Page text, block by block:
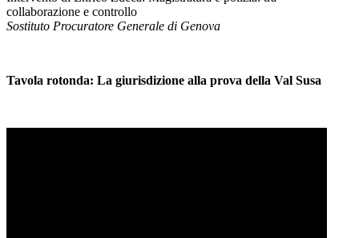
collaborazione e controllo
Sostituto Procuratore Generale di Genova
Tavola rotonda: La giurisdizione alla prova della Val Susa